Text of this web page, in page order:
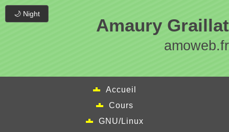
🌙 Night
Amaury Graillat
amoweb.fr
Accueil
Cours
GNU/Linux